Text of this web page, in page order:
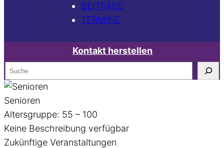
BEITRÄGE
TERMINE
Kontakt herstellen
S
e
a
r
c
h
Senioren
Altersgruppe: 55 – 100
Keine Beschreibung verfügbar
Zukünftige Veranstaltungen